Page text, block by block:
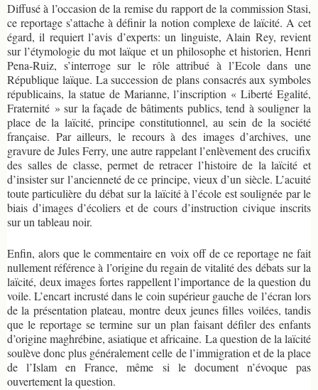
Diffusé à l’occasion de la remise du rapport de la commission Stasi,
ce reportage s’attache à définir la notion complexe de laïcité. A cet
égard, il requiert l’avis d’experts: un linguiste, Alain Rey, revient
sur l’étymologie du mot laïque et un philosophe et historien, Henri
Pena-Ruiz, s’interroge sur le rôle attribué à l’Ecole dans une
République laïque. La succession de plans consacrés aux symboles
républicains, la statue de Marianne, l’inscription « Liberté Egalité,
Fraternité » sur la façade de bâtiments publics, tend à souligner la
place de la laïcité, principe constitutionnel, au sein de la société
française. Par ailleurs, le recours à des images d’archives, une
gravure de Jules Ferry, une autre rappelant l’enlèvement des crucifix
des salles de classe, permet de retracer l’histoire de la laïcité et
d’insister sur l’ancienneté de ce principe, vieux d’un siècle. L’acuité
toute particulière du débat sur la laïcité à l’école est soulignée par le
biais d’images d’écoliers et de cours d’instruction civique inscrits
sur un tableau noir.
Enfin, alors que le commentaire en voix off de ce reportage ne fait
nullement référence à l’origine du regain de vitalité des débats sur la
laïcité, deux images fortes rappellent l’importance de la question du
voile. L’encart incrusté dans le coin supérieur gauche de l’écran lors
de la présentation plateau, montre deux jeunes filles voilées, tandis
que le reportage se termine sur un plan faisant défiler des enfants
d’origine maghrébine, asiatique et africaine. La question de la laïcité
soulève donc plus généralement celle de l’immigration et de la place
de l’Islam en France, même si le document n’évoque pas
ouvertement la question.